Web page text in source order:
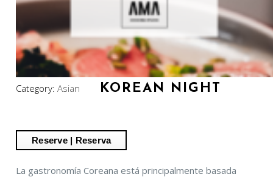
Category:Asian KOREAN NIGHT
La gastronomía Coreana está principalmente basada